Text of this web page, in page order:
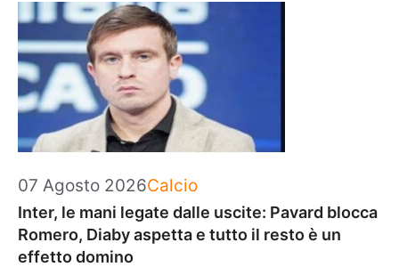
07 Agosto 2026Categorie
Calcio
Inter, le mani legate dalle uscite: Pavard blocca
Romero, Diaby aspetta e tutto il resto è un
effetto domino